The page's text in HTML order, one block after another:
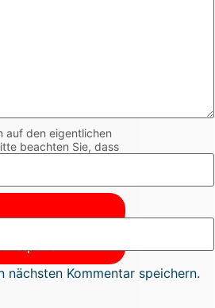
auf den eigentlichen
beachten Sie, dass
nächsten Kommentar speichern.